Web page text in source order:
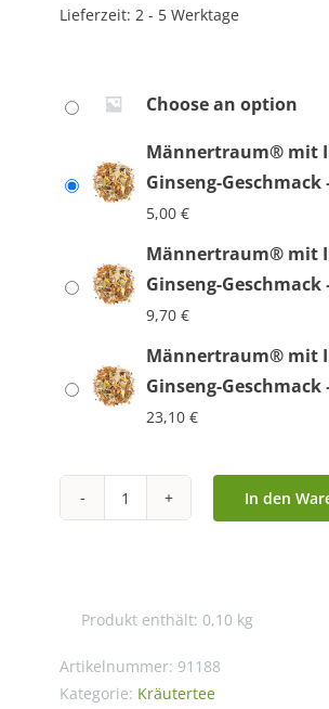
Lieferzeit: 2 - 5 Werktage
Choose an option
Männertraum® mit
Ginseng-Geschmack
5,00 €
Männertraum® mit
Ginseng-Geschmack
9,70 €
Männertraum® mit
Ginseng-Geschmack
23,10 €
Männertraum®
Geschmack
Menge
In den
Produkt enthält: 0,10 kg
Artikelnummer: 91188
Kategorie: Kräutertee